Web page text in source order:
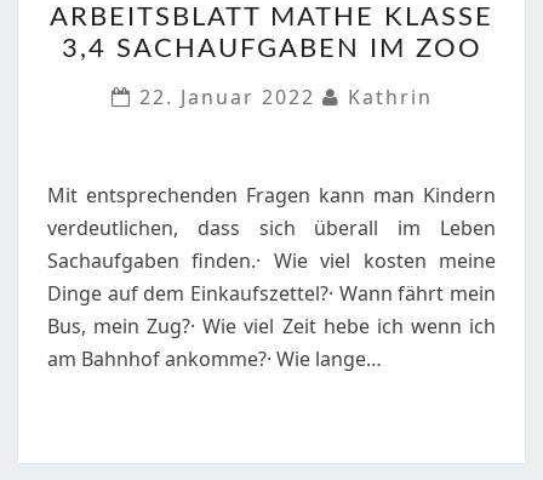
MATHE
KLASSE
3,4
ZOO
ARBEITSBLATT MATHE KLASSE
3,4 SACHAUFGABEN IM ZOO
22. Januar 2022
Kathrin
Mit entsprechenden Fragen kann man Kindern
verdeutlichen, dass sich überall im Leben
Sachaufgaben finden.· Wie viel kosten meine
Dinge auf dem Einkaufszettel?· Wann fährt mein
Bus, mein Zug?· Wie viel Zeit hebe ich wenn ich
am Bahnhof ankomme?· Wie lange…